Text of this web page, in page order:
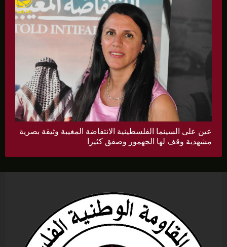
عين على السينما الفلسطينية الانتفاضة المغيبة وثيقة بصرية
مشهدية وقف لها الجهمور وصفق كثيرا